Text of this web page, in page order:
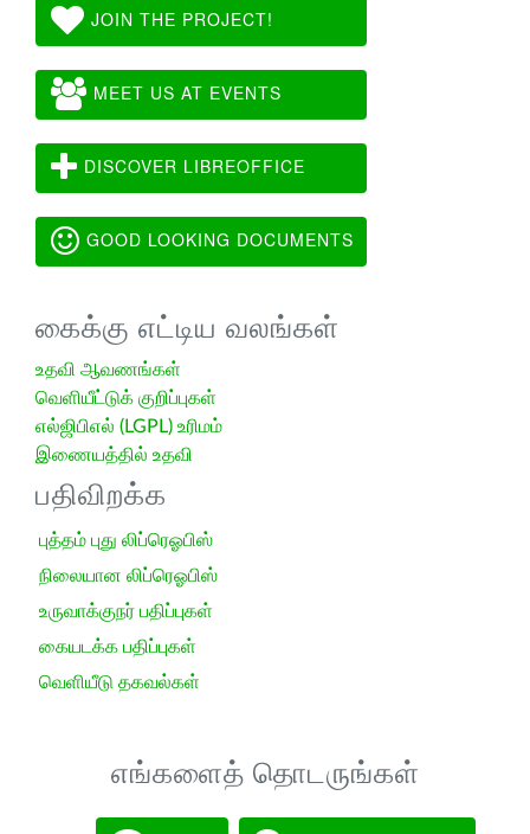
JOIN THE PROJECT!
MEET US AT EVENTS
DISCOVER LIBREOFFICE
GOOD LOOKING DOCUMENTS
கைக்கு எட்டிய வலங்கள்
உதவி ஆவணங்கள்
வெளியீட்டுக் குறிப்புகள்
எல்ஜிபிஎல் (LGPL) உரிமம்
இணையத்தில் உதவி
பதிவிறக்க
புத்தம் புது லிப்ரெஓபிஸ்
நிலையான லிப்ரெஓபிஸ்
உருவாக்குநர் பதிப்புகள்
கையடக்க பதிப்புகள்
வெளியீடு தகவல்கள்
எங்களைத் தொடருங்கள்